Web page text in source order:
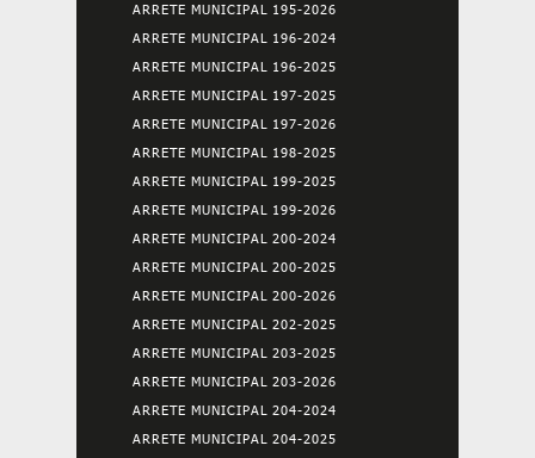
ARRETE MUNICIPAL 195-2026
ARRETE MUNICIPAL 196-2024
ARRETE MUNICIPAL 196-2025
ARRETE MUNICIPAL 197-2025
ARRETE MUNICIPAL 197-2026
ARRETE MUNICIPAL 198-2025
ARRETE MUNICIPAL 199-2025
ARRETE MUNICIPAL 199-2026
ARRETE MUNICIPAL 200-2024
ARRETE MUNICIPAL 200-2025
ARRETE MUNICIPAL 200-2026
ARRETE MUNICIPAL 202-2025
ARRETE MUNICIPAL 203-2025
ARRETE MUNICIPAL 203-2026
ARRETE MUNICIPAL 204-2024
ARRETE MUNICIPAL 204-2025